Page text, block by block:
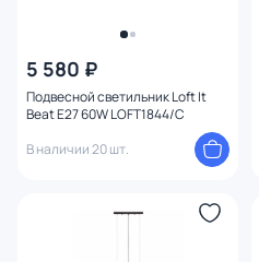
5 580 ₽
Подвесной светильник Loft It
Beat E27 60W LOFT1844/C
В наличии 20 шт.